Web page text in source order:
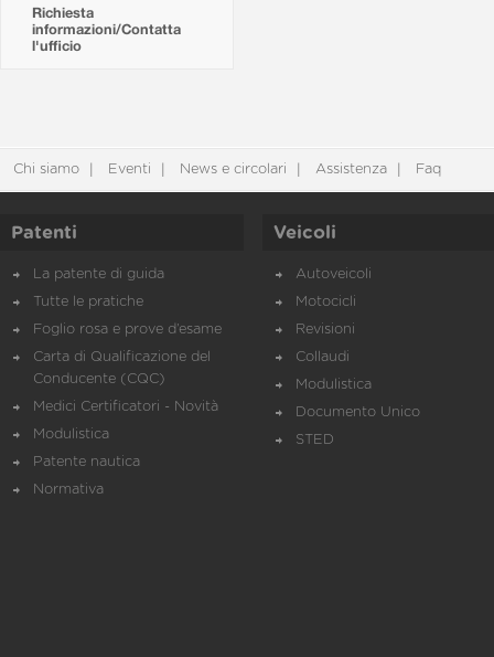
Richiesta
informazioni/Contatta
l'ufficio
Chi siamo Eventi News e circolari Assistenza Faq
Patenti
La patente di guida
Tutte le pratiche
Foglio rosa e prove d’esame
Carta di Qualificazione del
Conducente (CQC)
Medici Certificatori - Novità
Modulistica
Patente nautica
Normativa
Veicoli
Autoveicoli
Motocicli
Revisioni
Collaudi
Modulistica
Documento Unico
STED